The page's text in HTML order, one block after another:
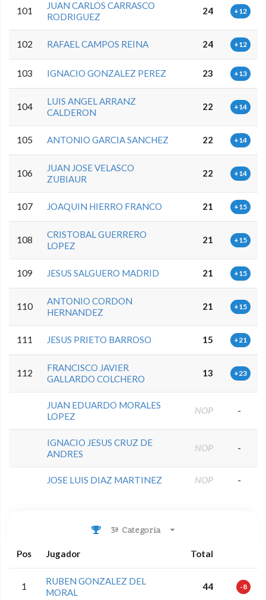
101
JUAN CARLOS CARRASCO
RODRIGUEZ
24 +12
102 RAFAEL CAMPOS REINA 24 +12
103 IGNACIO GONZALEZ PEREZ 23 +13
104
LUIS ANGEL ARRANZ
CALDERON
22 +14
105 ANTONIO GARCIA SANCHEZ 22 +14
106
JUAN JOSE VELASCO
ZUBIAUR
22 +14
107 JOAQUIN HIERRO FRANCO 21 +15
108
CRISTOBAL GUERRERO
LOPEZ
21 +15
109 JESUS SALGUERO MADRID 21 +15
110
ANTONIO CORDON
HERNANDEZ
21 +15
111 JESUS PRIETO BARROSO 15 +21
112
FRANCISCO JAVIER
GALLARDO COLCHERO
13 +23
JUAN EDUARDO MORALES
LOPEZ
NOP -
IGNACIO JESUS CRUZ DE
ANDRES
NOP -
JOSE LUIS DIAZ MARTINEZ NOP -
3ª Categoria
Pos Jugador Total
1
RUBEN GONZALEZ DEL
MORAL
44 -8